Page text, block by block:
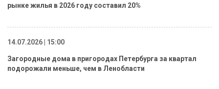
рынке жилья в 2026 году составил 20%
14.07.2026 | 15:00
Загородные дома в пригородах Петербурга за квартал
подорожали меньше, чем в Ленобласти